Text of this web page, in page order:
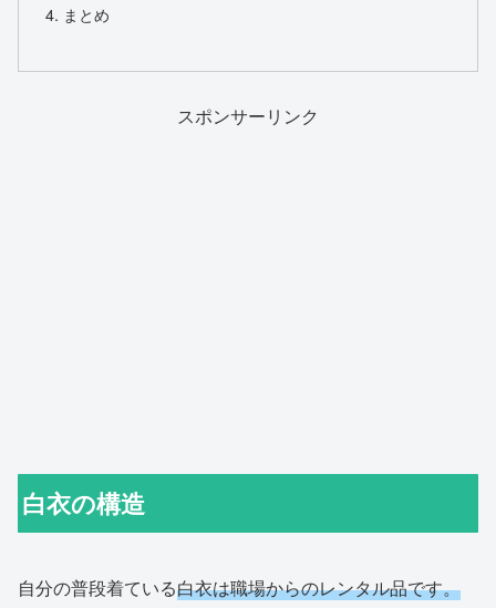
まとめ
スポンサーリンク
白衣の構造
自分の普段着ている白衣は職場からのレンタル品です。